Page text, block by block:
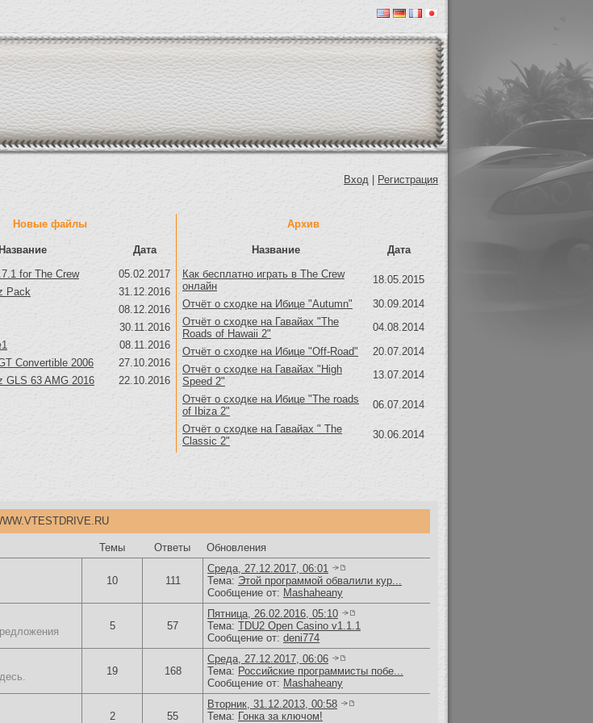
Вход Регистрация
Новые файлы
Название
Дата
for The Crew
05.02.2017
Pack
31.12.2016
08.12.2016
30.11.2016
08.11.2016
Convertible 2006
27.10.2016
GLS 63 AMG 2016
22.10.2016
Архив
Название
Дата
Как бесплатно играть в The Crew
онлайн
18.05.2015
Отчёт о сходке на Ибице "Autumn"
30.09.2014
Отчёт о сходке на Гавайах "The
Roads of Hawaii 2"
04.08.2014
Отчёт о сходке на Ибице "Off-Road"
20.07.2014
Отчёт о сходке на Гавайах "High
Speed 2"
13.07.2014
Отчёт о сходке на Ибице "The roads
of Ibiza 2"
06.07.2014
Отчёт о сходке на Гавайах " The
Classic 2"
30.06.2014
Темы Ответы Обновления
10 111
Среда, 27.12.2017, 06:01
Тема: Этой программой обвалили кур...
Сообщение от: Mashaheany
5 57
Пятница, 26.02.2016, 05:10
Тема: TDU2 Open Casino v1.1.1
Сообщение от: deni774
19 168
Среда, 27.12.2017, 06:06
Тема: Российские программисты побе...
Сообщение от: Mashaheany
2 55
Вторник, 31.12.2013, 00:58
Тема: Гонка за ключом!